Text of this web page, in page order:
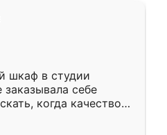
шкаф в студии
заказывала себе
когда качеством
кухня уже почти